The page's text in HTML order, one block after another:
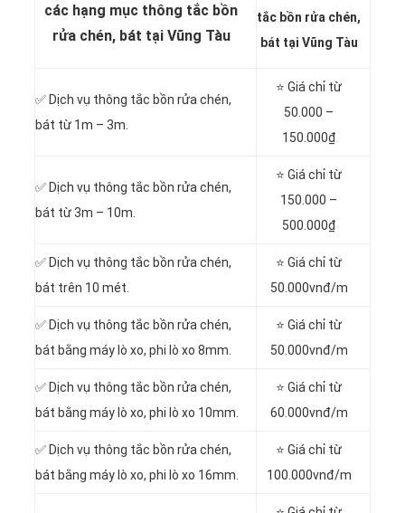
các hạng mục thông tắc bồn
rửa chén, bát tại Vũng Tàu
tắc bồn rửa chén,
bát tại Vũng Tàu
✅ Dịch vụ thông tắc bồn rửa chén,
bát từ 1m – 3m.
⭐ Giá chỉ từ
50.000 –
150.000₫
✅ Dịch vụ thông tắc bồn rửa chén,
bát từ 3m – 10m.
⭐ Giá chỉ từ
150.000 –
500.000₫
✅ Dịch vụ thông tắc bồn rửa chén,
bát trên 10 mét.
⭐ Giá chỉ từ
50.000vnđ/m
✅ Dịch vụ thông tắc bồn rửa chén,
bát bằng máy lò xo, phi lò xo 8mm.
⭐ Giá chỉ từ
50.000vnđ/m
✅ Dịch vụ thông tắc bồn rửa chén,
bát bằng máy lò xo, phi lò xo 10mm.
⭐ Giá chỉ từ
60.000vnđ/m
✅ Dịch vụ thông tắc bồn rửa chén,
bát bằng máy lò xo, phi lò xo 16mm.
⭐ Giá chỉ từ
100.000vnđ/m